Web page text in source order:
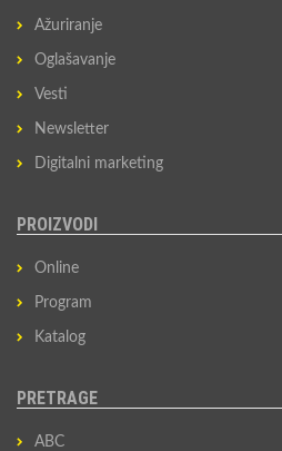
Ažuriranje
Oglašavanje
Vesti
Newsletter
Digitalni marketing
PROIZVODI
Online
Program
Katalog
PRETRAGE
ABC